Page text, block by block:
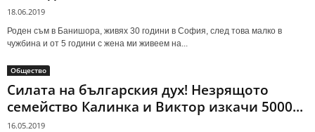
18.06.2019
Роден съм в Банишора, живях 30 години в София, след това малко в
чужбина и от 5 години с жена ми живеем на...
Общество
Силата на българския дух! Незрящото
семейство Калинка и Виктор изкачи 5000...
16.05.2019